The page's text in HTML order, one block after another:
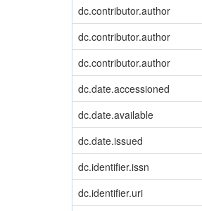
dc.contributor.author
dc.contributor.author
dc.contributor.author
dc.date.accessioned
dc.date.available
dc.date.issued
dc.identifier.issn
dc.identifier.uri